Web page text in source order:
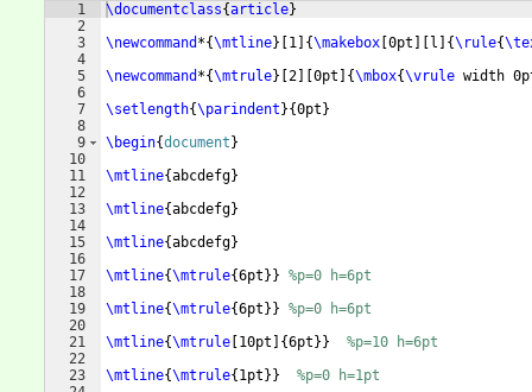
1
2
3
4
5
6
7
8
9
10
11
12
13
14
15
16
17
18
19
20
21
22
23
\documentclass{article}
\newcommand *{\mtline} 1 {\makebox 0pt l {\rule{
\newcommand *{\mtrule} 2 0pt {\mbox{\vrule width
\setlength{\parindent }{0pt }
\begin{document }
\mtline{abcdefg}
\mtline{abcdefg}
\mtline{abcdefg}
\mtline{\mtrule{6pt }} %p=0 h=6pt
\mtline{\mtrule{6pt }} %p=0 h=6pt
\mtline{\mtrule 10pt {6pt }}
%p=10 h=6pt
\mtline{\mtrule{ 1pt }}
%p=0 h=1pt